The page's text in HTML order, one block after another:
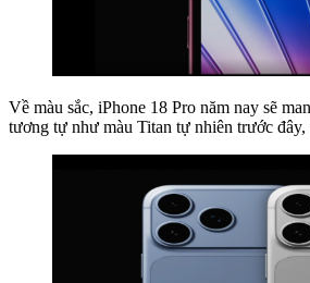
Về màu sắc, iPhone 18 Pro năm nay sẽ
tương tự như màu Titan tự nhiên trước